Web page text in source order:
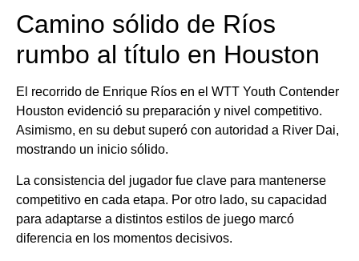
Camino sólido de Ríos
rumbo al título en Houston
El recorrido de Enrique Ríos en el WTT Youth Contender
Houston evidenció su preparación y nivel competitivo.
Asimismo, en su debut superó con autoridad a River Dai,
mostrando un inicio sólido.
La consistencia del jugador fue clave para mantenerse
competitivo en cada etapa. Por otro lado, su capacidad
para adaptarse a distintos estilos de juego marcó
diferencia en los momentos decisivos.